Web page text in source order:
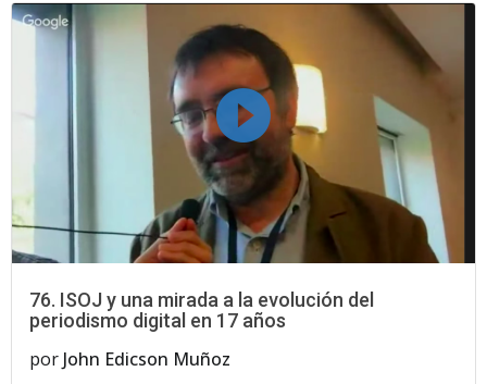
76. ISOJ y una mirada a la evolución del
periodismo digital en 17 años
por John Edicson Muñoz